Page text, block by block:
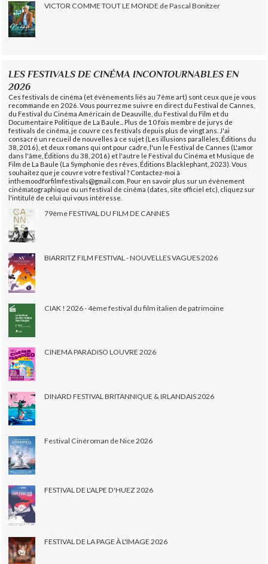
VICTOR COMME TOUT LE MONDE de Pascal Bonitzer
LES FESTIVALS DE CINÉMA INCONTOURNABLES EN
2026
Ces festivals de cinéma (et évènements liés au 7ème art) sont ceux que je vous
recommande en 2026. Vous pourrez me suivre en direct du Festival de Cannes,
du Festival du Cinéma Américain de Deauville, du Festival du Film et du
Documentaire Politique de La Baule... Plus de 10 fois membre de jurys de
festivals de cinéma, je couvre ces festivals depuis plus de vingt ans. J'ai
consacré un recueil de nouvelles à ce sujet (Les illusions parallèles, Éditions du
38, 2016), et deux romans qui ont pour cadre, l'un le Festival de Cannes (L'amor
dans l'âme, Éditions du 38, 2016) et l'autre le Festival du Cinéma et Musique de
Film de La Baule (La Symphonie des rêves, Éditions Blacklephant, 2023). Vous
souhaitez que je couvre votre festival ? Contactez-moi à
inthemoodforfilmfestivals@gmail.com. Pour en savoir plus sur un évènement
cinématographique ou un festival de cinéma (dates, site officiel etc), cliquez sur
l'intitulé de celui qui vous intéresse.
79ème FESTIVAL DU FILM DE CANNES
BIARRITZ FILM FESTIVAL - NOUVELLES VAGUES 2026
CIAK ! 2026 - 4ème festival du film italien de patrimoine
CINEMA PARADISO LOUVRE 2026
DINARD FESTIVAL BRITANNIQUE & IRLANDAIS 2026
Festival Cinéroman de Nice 2026
FESTIVAL DE L'ALPE D'HUEZ 2026
FESTIVAL DE LA PAGE À L'IMAGE 2026